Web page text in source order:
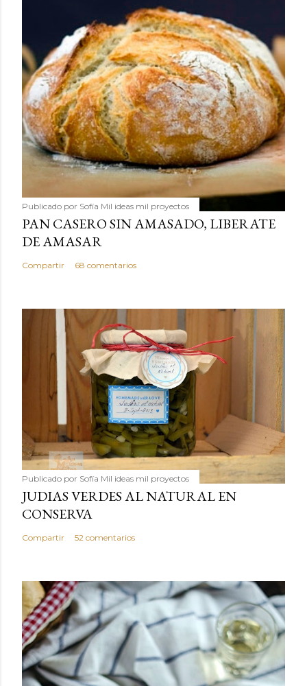
Publicado por Sofía Mil ideas mil proyectos
PAN CASERO SIN AMASADO, LIBERATE
DE AMASAR
Compartir 68 comentarios
Publicado por Sofía Mil ideas mil proyectos
JUDIAS VERDES AL NATURAL EN
CONSERVA
Compartir 52 comentarios